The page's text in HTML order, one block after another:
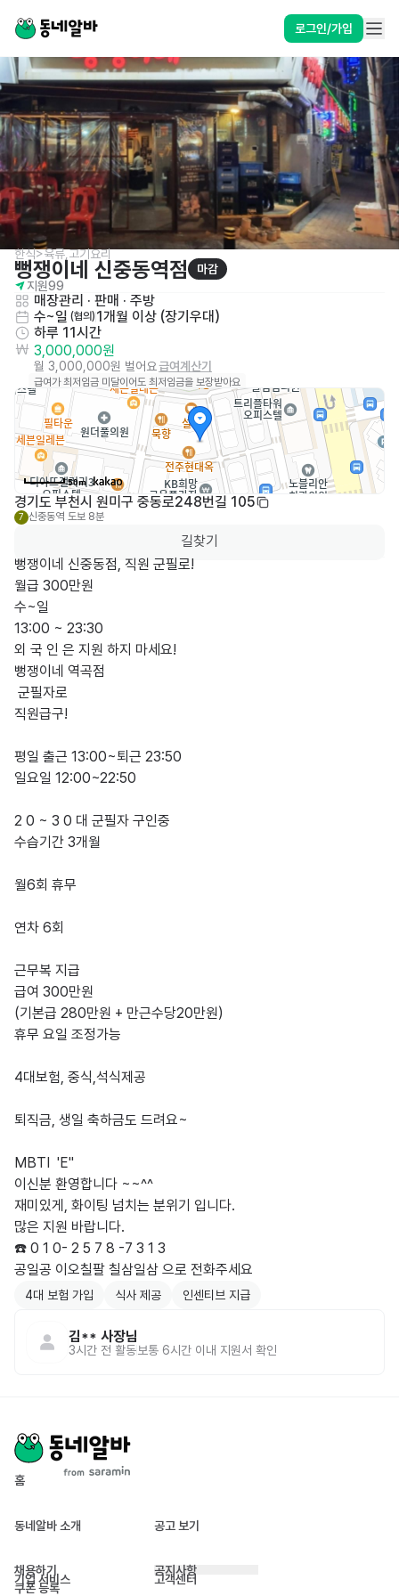
로그인/가입
한식>육류,고기요리
뻥쟁이네 신중동역점
마감
지원99
매장관리 · 판매 · 주방
수~일 (협의) 1개월 이상 (장기우대)
하루 11시간
3,000,000원
월 3,000,000원 벌어요급여계산기
급여가 최저임금 미달이어도 최저임금을 보장받아요
50m
경기도 부천시 원미구 중동로248번길 105
7 신중동역 도보 8분
길찾기
뻥쟁이네 신중동점, 직원 군필로!
월급 300만원
수~일
13:00 ~ 23:30
외 국 인 은 지원 하지 마세요!
뻥쟁이네 역곡점
직원급구!
평일 출근 13:00~퇴근 23:50
일요일 12:00~22:50
2 0 ~ 3 0 대 군필자 구인중
수습기간 3개월
월6회 휴무
연차 6회
근무복 지급
급여 300만원
(기본급 280만원 + 만근수당20만원)
휴무 요일 조정가능
4대보험, 중식,석식제공
퇴직금, 생일 축하금도 드려요~
MBTI  'E"
이신분 환영합니다 ~~^^
재미있게, 화이팅 넘치는 분위기 입니다.
많은 지원 바랍니다.
☎️ 0 1 0- 2 5 7 8 -7 3 1 3
공일공 이오칠팔 칠삼일삼 으로 전화주세요
4대 보험 가입 식사 제공 인센티브 지급
김** 사장님
3시간 전 활동보통 6시간 이내 지원서 확인
홈
동네알바 소개 공고 보기
채용하기
기업 서비스
쿠폰 등록
공지사항
고객센터